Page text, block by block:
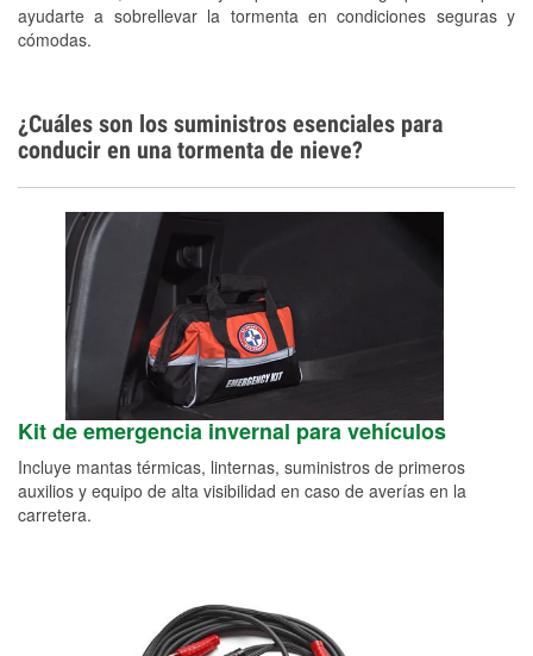
ayudarte a sobrellevar la tormenta en condiciones seguras y
cómodas.
Conoce más
¿Cuáles son los suministros esenciales para
conducir en una tormenta de nieve?
Kit de emergencia invernal para vehículos
Incluye mantas térmicas, linternas, suministros de primeros
auxilios y equipo de alta visibilidad en caso de averías en la
carretera.